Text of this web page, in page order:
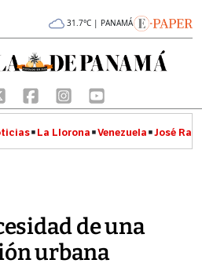
31.7°C | PANAMÁ
La Llorona Venezuela José
de una
urbana